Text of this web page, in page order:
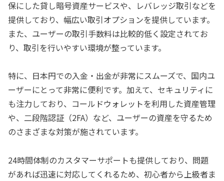
保にした貸し暗号資産サービスや、レバレッジ取引などを
提供しており、幅広い取引オプションを提供しています。
また、ユーザーの取引手数料は比較的低く設定されてお
り、取引を行いやすい環境が整っています。
特に、日本円での入金・出金が非常にスムーズで、国内ユ
ーザーにとって非常に便利です。加えて、セキュリティに
も注力しており、コールドウォレットを利用した資産管理
や、二段階認証（2FA）など、ユーザーの資産を守るため
のさまざまな対策が施されています。
24時間体制のカスタマーサポートも提供しており、問題
があれば迅速に対応してくれるため、初心者から上級者ま